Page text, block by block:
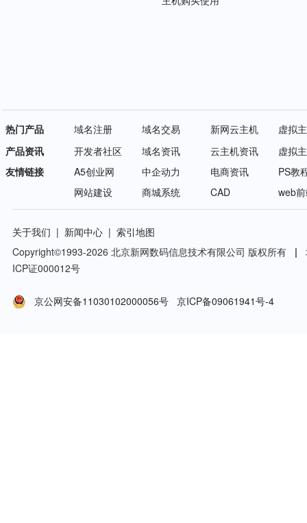
热门产品 域名注册 域名交易 新网云主机
虚拟
产品资讯
开发者社区 域名资讯 云主机资讯
虚拟
友情链接
A5创业网 中企动力 电商资讯
PS教
网站建设
商城系统 CAD web
关于我们 | 新闻中心 | 索引地图
Copyright©1993-2026 北京新网数码信息技术有限公司 版权所有 |
ICP证000012号
京公网安备11030102000056号 京ICP备09061941号-4